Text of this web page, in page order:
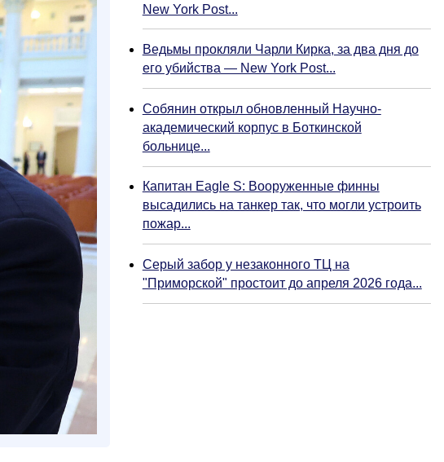
New York Post...
Ведьмы прокляли Чарли Кирка, за два дня до
его убийства — New York Post...
Собянин открыл обновленный Научно-
академический корпус в Боткинской
больнице...
Капитан Eagle S: Вооруженные финны
высадились на танкер так, что могли устроить
пожар...
Серый забор у незаконного ТЦ на
"Приморской" простоит до апреля 2026 года...